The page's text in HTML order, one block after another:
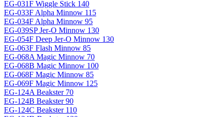
EG-031F Wiggle Stick 140
EG-033F Alpha Minnow 115
EG-034F Alpha Minnow 95
EG-039SP Jer-O Minnow 130
EG-054F Deep Jer-O Minnow 130
EG-063F Flash Minnow 85
EG-068A Magic Minnow 70
EG-068B Magic Minnow 100
EG-068F Magic Minnow 85
EG-069F Magiс Minnow 125
EG-124A Beakster 70
EG-124B Beakster 90
EG-124C Beakster 110